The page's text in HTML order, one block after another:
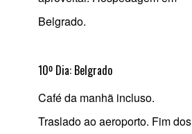
Belgrado.
10º Dia: Belgrado
Café da manhã incluso.
Traslado ao aeroporto. Fim dos